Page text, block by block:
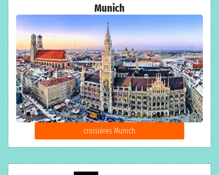
Munich
croisières Munich